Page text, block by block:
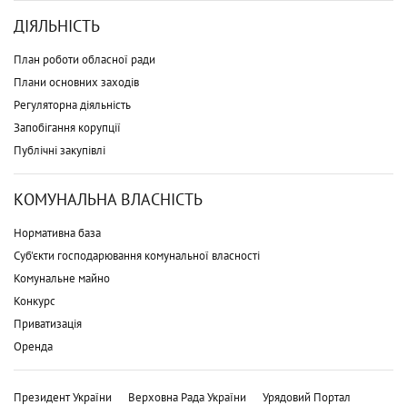
ДІЯЛЬНІСТЬ
План роботи обласної ради
Плани основних заходів
Регуляторна діяльність
Запобігання корупції
Публічні закупівлі
КОМУНАЛЬНА ВЛАСНІСТЬ
Нормативна база
Суб'єкти господарювання комунальної власності
Комунальне майно
Конкурс
Приватизація
Оренда
Президент України Верховна Рада України Урядовий Портал